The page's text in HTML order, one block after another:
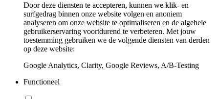
Door deze diensten te accepteren, kunnen we klik- en
surfgedrag binnen onze website volgen en anoniem
analyseren om onze website te optimaliseren en de algehele
gebruikerservaring voortdurend te verbeteren. Met jouw
toestemming gebruiken we de volgende diensten van derden
op deze website:
Google Analytics, Clarity, Google Reviews, A/B-Testing
Functioneel